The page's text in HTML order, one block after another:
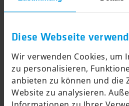
Diese Webseite
Wir verwenden Cookies, um
zu personalisieren,
anbieten zu können und die
Website zu analysieren.
WOLSDORFF Tobacco: